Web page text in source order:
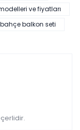
ve fiyatları
bahçe balkon seti